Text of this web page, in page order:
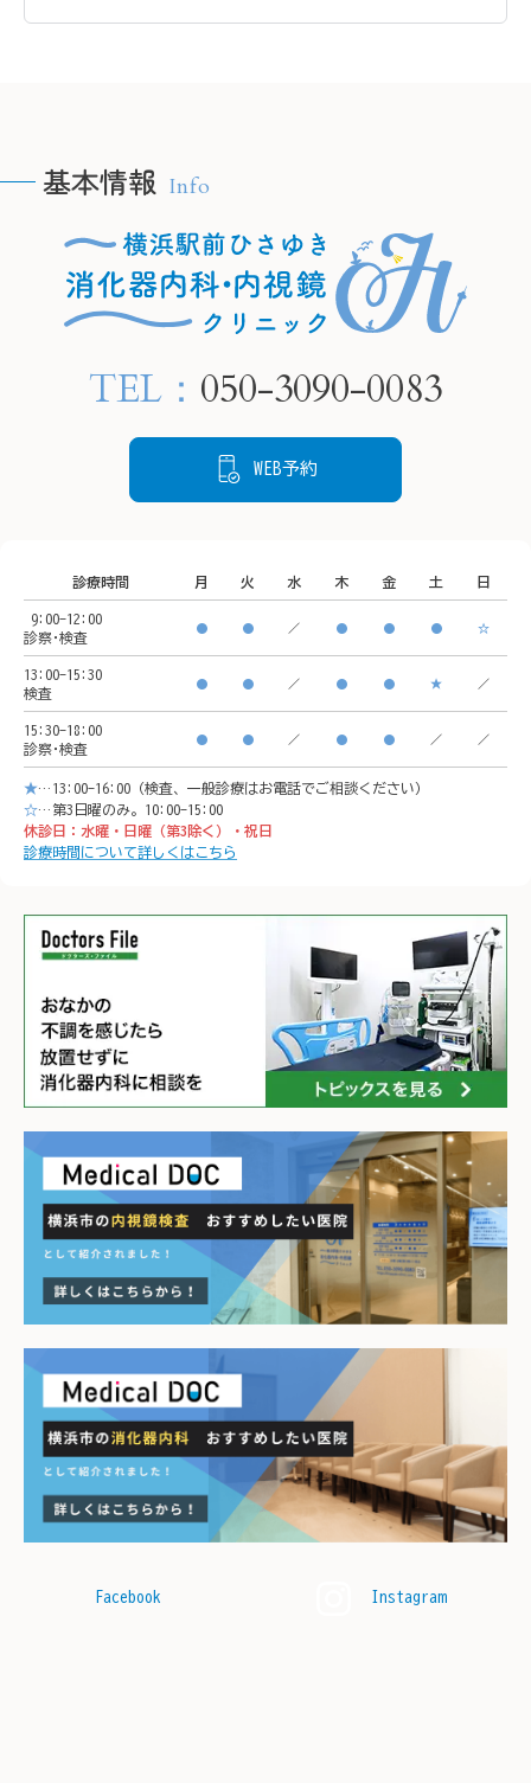
横浜駅前ひさゆき消化器内
🫧HPの予約フォームより、
24時間ご要約可能です🫧
プロフィールリンクから
〒220-0005
神奈川県横浜市西区南幸２
🚃アクセス方法
イオンモール「CeeU
yokohama」9階
※イオン内に地下駐車場あ
り
𐄁𐄙𐄁𐄙𐄁𐄙𐄁𐄙𐄁𐄙𐄁𐄙𐄁𐄙𐄁𐄙𐄁
𐄙𐄁𐄙𐄁𐄙𐄁𐄙𐄁
合わせたピロリ菌の検査・
当院では内視鏡検査で胃の
粘膜の状態を確認し、感染
が疑われる場合は組織を採
です。
薬による除菌治療でリスク
科・
🚃ア
横浜
※イ
り
基本情報 Info
TEL： 050-3090-0083
WEB予約
診療時間 月 火 水 木 金 土 日
9:00-12:00
診察･検査
● ● ／ ● ● ● ☆
13:00-15:30
検査
● ● ／ ● ● ★ ／
15:30-18:00
診察･検査
● ● ／ ● ● ／ ／
★…13:00-16:00（検査、一般診療はお電話でご相談ください）
☆…第3日曜のみ。10:00-15:00
休診日：水曜・日曜（第3除く）・祝日
診療時間について詳しくはこちら
Facebook Instagram